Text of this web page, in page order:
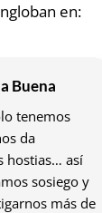
en:
Buena
tenemos
da
hostias… así
sosiego y
más de